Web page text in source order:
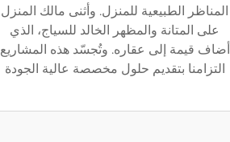
المناظر الطبيعية للمنزل. وأثنى مالك المنزل
على المتانة والمظهر الخالد للسياج، الذي
أضاف قيمة إلى عقاره. وتُجسّد هذه المشاريع
التزامنا بتقديم حلول مخصصة عالية الجودة